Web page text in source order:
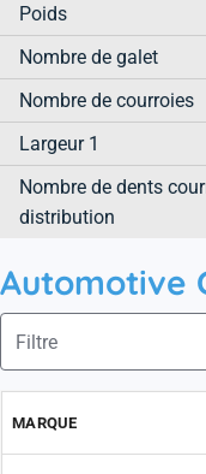
Poids
Nombre de galet
Nombre de courroies
Largeur 1
Nombre de dents
distribution
Automotive